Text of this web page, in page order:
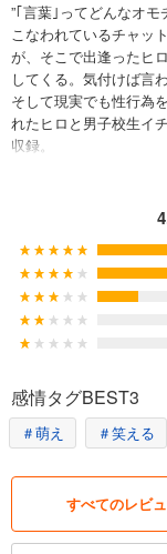
”｢言葉｣ってどんなオ
こなわれているチャッ
が、そこで出逢ったヒ
してくる。気付けば言
そして現実でも性行為
れたヒロと男子校生イ
収録。
感情タグBEST3
＃萌え ＃笑える
すべてのレビ